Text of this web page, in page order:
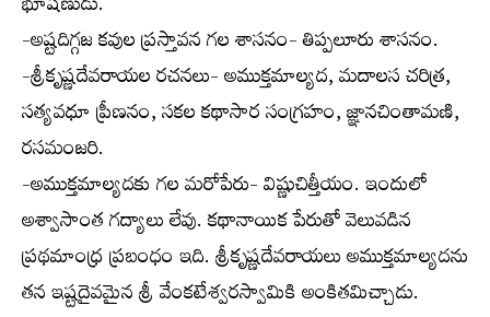
-అష్టదిగ్గజ కవుల ప్రస్తావన గల శాసనం- తిప్పలూరు శాసనం.
-శ్రీకృష్ణదేవరాయల రచనలు- అముక్తమాల్యద, మదాలస చరిత్ర,
సత్యవధూ ప్రీణనం, సకల కథాసార సంగ్రహం, జ్ఞానచింతామణి,
రసమంజరి.
-అముక్తమాల్యదకు గల మరోపేరు- విష్ణుచిత్తీయం. ఇందులో
అశ్వాసాంత గద్యాలు లేవు. కథానాయిక పేరుతో వెలువడిన
ప్రథమాంధ్ర ప్రబంధం ఇది. శ్రీకృష్ణదేవరాయలు అముక్తమాల్యదను
తన ఇష్టదైవమైన శ్రీ వేంకటేశ్వరస్వామికి అంకితమిచ్చాడు.